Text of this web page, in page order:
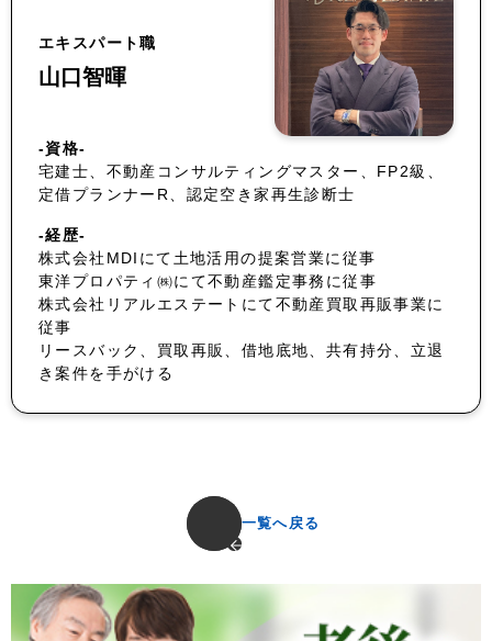
エキスパート職
山口智暉
-資格-
宅建士、不動産コンサルティングマスター、FP2級、
定借プランナーR、認定空き家再生診断士
-経歴-
株式会社MDIにて土地活用の提案営業に従事
東洋プロパティ㈱にて不動産鑑定事務に従事
株式会社リアルエステートにて不動産買取再販事業に
従事
リースバック、買取再販、借地底地、共有持分、立退
き案件を手がける
一覧へ戻る